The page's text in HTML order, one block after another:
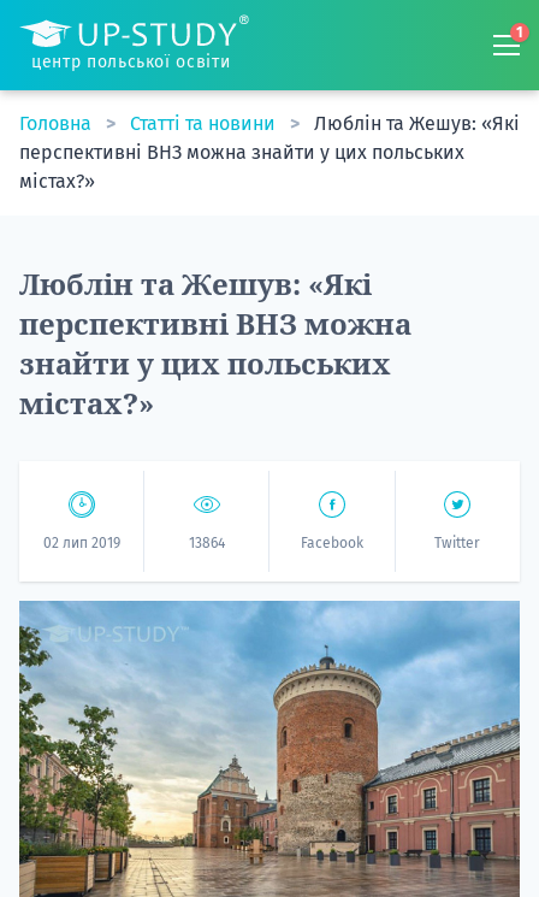
центр польської освіти
1
Головна Статті та новини
Люблін та Жешув: «Які
перспективні ВНЗ можна знайти у цих польських
містах?»
Люблін та Жешув: «Які
перспективні ВНЗ можна
знайти у цих польських
містах?»
02 лип 2019 13864 Facebook Twitter
НАБІР
вступ на